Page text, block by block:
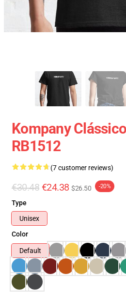
Kompany
RB1512
(7 customer reviews)
€30.48 €24.38 $26.50 -20%
Type
Unisex
Color
Default